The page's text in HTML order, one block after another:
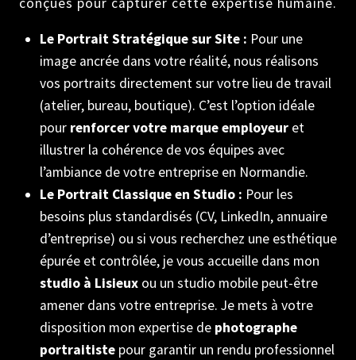
Le Portrait Stratégique sur Site : Pour une
image ancrée dans votre réalité, nous réalisons
vos portraits directement sur votre lieu de travail
(atelier, bureau, boutique). C’est l’option idéale
pour renforcer votre marque employeuret
illustrer la cohérence de vos équipes avec
l’ambiance de votre entreprise en Normandie.
Le Portrait Classique en Studio : Pour les
besoins plus standardisés (CV, LinkedIn, annuaire
d’entreprise) ou si vous recherchez une esthétique
épurée et contrôlée, je vous accueille dans mon
studio à Lisieuxou un studio mobile peut-être
amener dans votre entreprise. Je mets à votre
disposition mon expertise de photographe
portraitistepour garantir un rendu professionnel